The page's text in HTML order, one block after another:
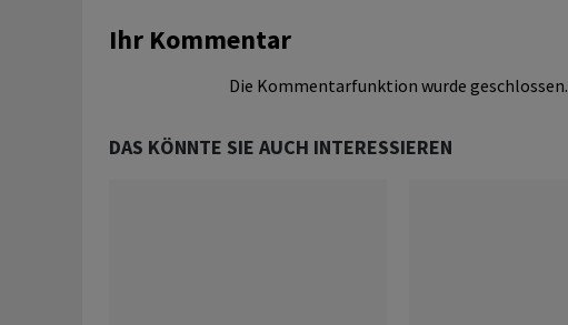
Ihr Kommentar
Die Kommentarfunktion wurde geschlossen.
DAS KÖNNTE SIE AUCH INTERESSIEREN